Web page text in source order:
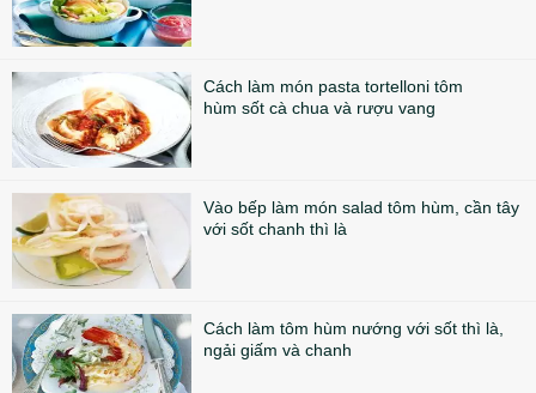
Cách làm món pasta tortelloni tôm
hùm sốt cà chua và rượu vang
Vào bếp làm món salad tôm hùm, cần tây
với sốt chanh thì là
Cách làm tôm hùm nướng với sốt thì là,
ngải giấm và chanh